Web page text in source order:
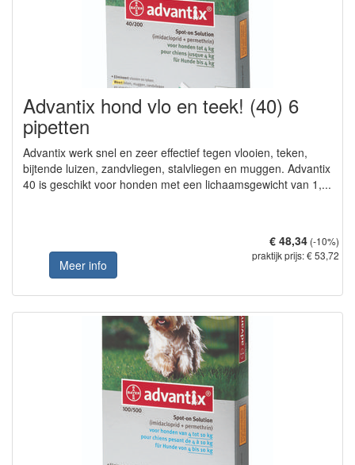
Advantix hond vlo en teek! (40) 6
pipetten
Advantix werk snel en zeer effectief tegen vlooien, teken,
bijtende luizen, zandvliegen, stalvliegen en muggen. Advantix
40 is geschikt voor honden met een lichaamsgewicht van 1,...
Meer info
€ 48,34 (-10%)
praktijk prijs: € 53,72